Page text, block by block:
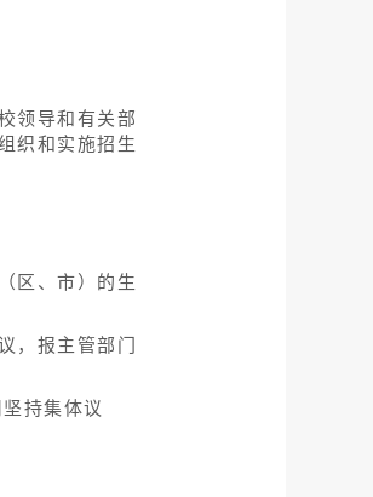
领导和有关部
织和实施招生
区、市）的生
，报主管部门
持集体议